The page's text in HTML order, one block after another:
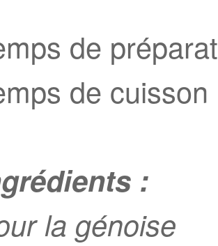
de
de
:
la génoise